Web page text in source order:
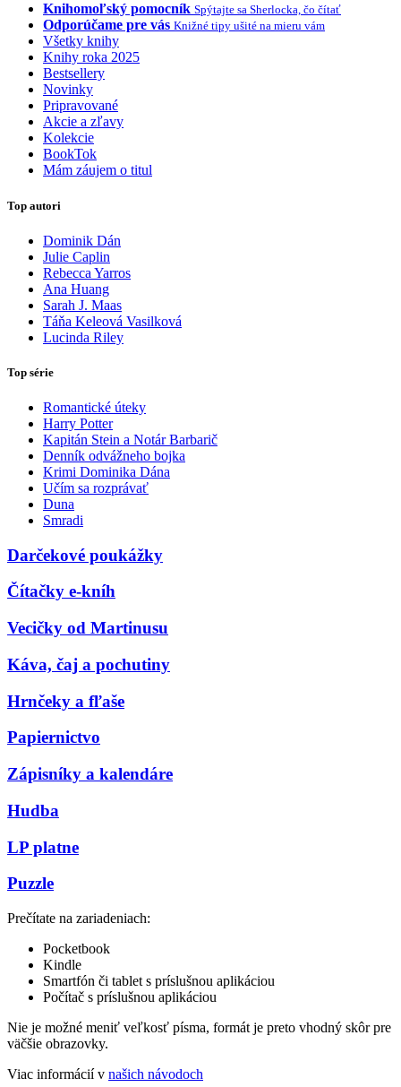
Knihomoľský pomocník Spýtajte sa Sherlocka, čo čítať
Odporúčame pre vás Knižné tipy ušité na mieru vám
Všetky knihy
Knihy roka 2025
Bestsellery
Novinky
Pripravované
Akcie a zľavy
Kolekcie
BookTok
Mám záujem o titul
Top autori
Dominik Dán
Julie Caplin
Rebecca Yarros
Ana Huang
Sarah J. Maas
Táňa Keleová Vasilková
Lucinda Riley
Top série
Romantické úteky
Harry Potter
Kapitán Stein a Notár Barbarič
Denník odvážneho bojka
Krimi Dominika Dána
Učím sa rozprávať
Duna
Smradi
Darčekové poukážky
Čítačky e-kníh
Vecičky od Martinusu
Káva, čaj a pochutiny
Hrnčeky a fľaše
Papiernictvo
Zápisníky a kalendáre
Hudba
LP platne
Puzzle
Prečítate na zariadeniach:
Pocketbook
Kindle
Smartfón či tablet s príslušnou aplikáciou
Počítač s príslušnou aplikáciou
Nie je možné meniť veľkosť písma, formát je preto vhodný skôr pre
väčšie obrazovky.
Viac informácií v našich návodoch